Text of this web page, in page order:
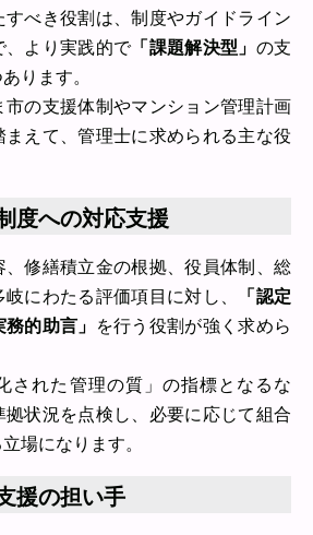
べき役割は、制度やガイドライン
、より実践的で「課題解決型」 の支
ります。
市の支援体制やマンション管理計画
えて、管理士に求められる主な役
度への対応支援
修繕積立金の根拠、役員体制、総
にわたる評価項目に対し、
「認定
的助言」
を行う役割が強く求めら
された管理の質」の指標となるな
状況を点検し、必要に応じて組合
場になります。
援の担い手